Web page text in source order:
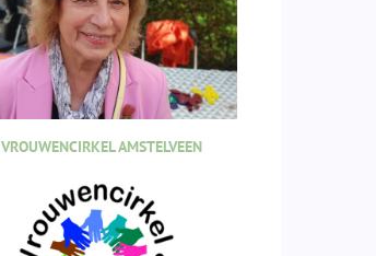
VROUWENCIRKEL AMSTELVEEN